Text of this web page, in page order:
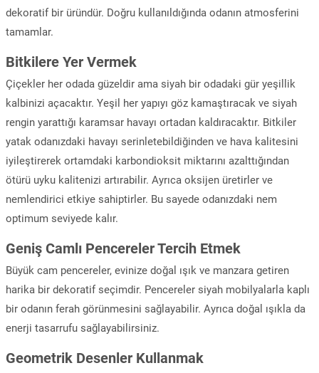
dekoratif bir üründür. Doğru kullanıldığında odanın atmosferini
tamamlar.
Bitkilere Yer Vermek
Çiçekler her odada güzeldir ama siyah bir odadaki gür yeşillik
kalbinizi açacaktır. Yeşil her yapıyı göz kamaştıracak ve siyah
rengin yarattığı karamsar havayı ortadan kaldıracaktır. Bitkiler
yatak odanızdaki havayı serinletebildiğinden ve hava kalitesini
iyileştirerek ortamdaki karbondioksit miktarını azalttığından
ötürü uyku kalitenizi artırabilir. Ayrıca oksijen üretirler ve
nemlendirici etkiye sahiptirler. Bu sayede odanızdaki nem
optimum seviyede kalır.
Geniş Camlı Pencereler Tercih Etmek
Büyük cam pencereler, evinize doğal ışık ve manzara getiren
harika bir dekoratif seçimdir. Pencereler siyah mobilyalarla kaplı
bir odanın ferah görünmesini sağlayabilir. Ayrıca doğal ışıkla da
enerji tasarrufu sağlayabilirsiniz.
Geometrik Desenler Kullanmak